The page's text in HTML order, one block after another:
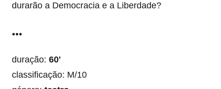
durarão a Democracia e a Liberdade?
...
duração: 60'
classificação: M/10